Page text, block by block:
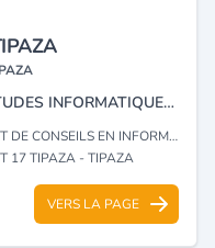
ALGOBUT EST UN BUREAU D ’ÉTUDES INFORMATIQUES BASÉ EN ALGERIE, SPÉCIALISÉ DANS LE DÉVELOPPEMENT DE LOGICIELS DE GESTION SUR MESURE, ADAPTÉS AUX BESOINS DES ENTREPRISES INDUSTRIELLES, DES LABORATOIRES D’ANALYSE ET DES SECTEURS CERTIFIÉS. NOUS PROPOSONS DES SOLUTIONS PERSONNALISÉES, INCLUANT : DES LOGICIELS DE GESTION ET DE TRAÇABILITÉ CONFORMES AUX NORMES QUALITÉ (ISO, HACCP, ETC.), DES OUTILS DE SUIVI D’ ACTIVITÉ, DES SYSTÈMES D’AUTOMATISATION DES PROCESSUS ET DES SOLUTIONS DE DIGITALISATION. NOTRE SOCIÉTÉ OFFRE EGALEMENT DES SERVICES DE MAINTENANCE INFORMATIQUE, UN SUPPORT TECHNIQUE, AINSI QUE DES PRESTATIONS EXTERNALISÉES DISPONIBLES SOUS FORME D’ABONNEMENTS. NOUS INTERVENONS DANS PLUSIEURS WILAYAS, NOTAMMENT : TIPAZA, ALGER, ORAN, BLIDA, BOUMERDES, CONSTANTINE, MÉDÉA, AÏN DEFLA, ET D’AUTRES RÉGIONS SUR DEMANDE.
EN INFORMATIQUE (CONSULTING)
17 TIPAZA - TIPAZA
VERS LA PAGE